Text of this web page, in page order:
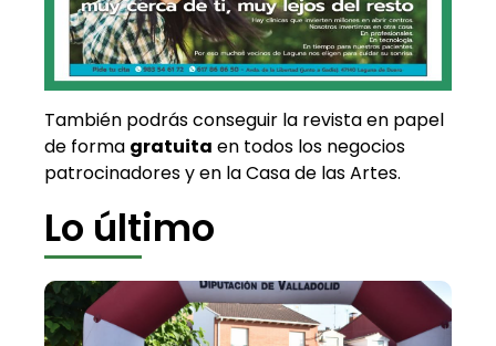
También podrás conseguir la revista en papel
de forma gratuita en todos los negocios
patrocinadores y en la Casa de las Artes.
Lo último